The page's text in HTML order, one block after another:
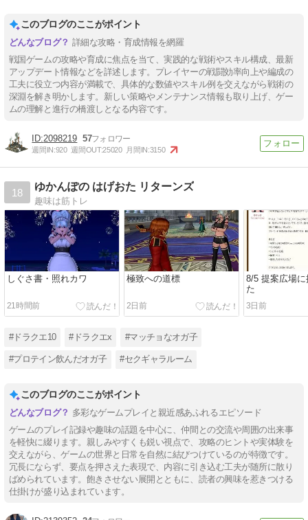
このブログのここがポイント
詳細な攻略・育成情報を網羅
戦国ゲームの攻略や育成に焦点を当て、実践的な戦術やスキル構成、最新
アップデート情報などを詳述します。プレイヤーの戦闘効率向上や編成の
工夫に役立つ内容が満載で、具体的な数値やスキル例を交えながら戦術の
深淵を解き明かします。新しい策略やメンテナンス情報も取り上げ、ゲー
ムの理解と進行の橋渡しとなる内容です。
2098219 57
週間IN:920 週間OUT:25020 月間IN:3150
18
ゆかんぽの はげおた リターンズ
趣味は筋トレ
しぐさ書・照れカワ
21時間前
極致への道標
2日前
8/5 提案広場
た
3日前
#ドラクエ10 #ドラクエx #マッチョなオガ子
#プロテイン飲んだオガ子 #セクギャラルーム
このブログのここがポイント
多彩なゲームプレイと親近感あふれるエピソード
ゲームのプレイ記録や趣味の話題を中心に、仲間との交流や周囲の出来事
を軽快に綴ります。親しみやすくも鋭い視点で、攻略のヒントや実体験を
交えながら、ゲームの世界と日常を自然に結びつけているのが特徴です。
冗長にならず、要点を押さえた表現で、内容に引き込む工夫が随所に散り
ばめられています。飽きさせない展開とともに、読者の興味を惹きつける
仕掛けが盛り込まれています。